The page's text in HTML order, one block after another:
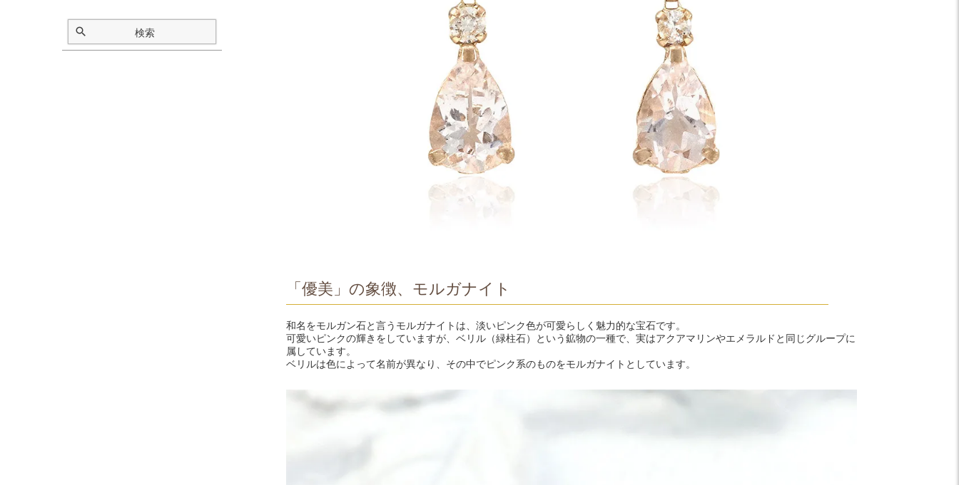
検索
「優美」の象徴、モルガナイト
和名をモルガン石と言うモルガナイトは、淡いピンク色が可愛らしく魅力的な宝石です。
可愛いピンクの輝きをしていますが、ベリル（緑柱石）という鉱物の一種で、実はアクアマリンやエメラルドと同じグループに
属しています。
ベリルは色によって名前が異なり、その中でピンク系のものをモルガナイトとしています。